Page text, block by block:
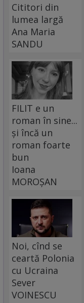
Cititori din
lumea largă
Ana Maria
SANDU
FILIT e un
roman în sine...
și încă un
roman foarte
bun
Ioana
MOROȘAN
Noi, cînd se
ceartă Polonia
cu Ucraina
Sever
VOINESCU